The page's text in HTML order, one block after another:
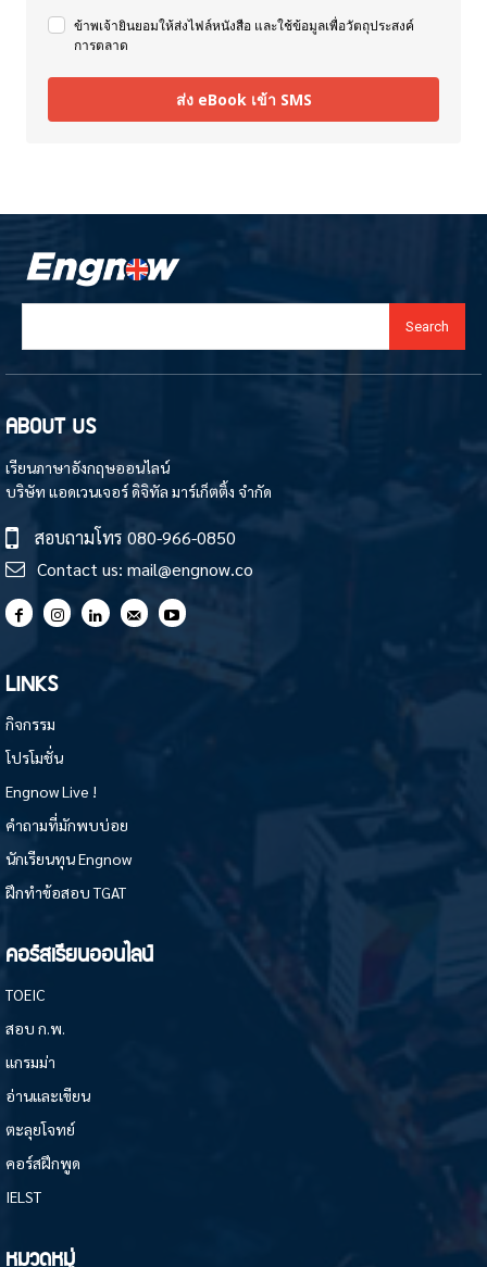
ข้าพเจ้ายินยอมให้ส่งไฟล์หนังสือ และใช้ข้อมูลเพื่อวัตถุประสงค์
การตลาด
ส่ง eBook เข้า SMS
Search
ABOUT US
เรียนภาษาอังกฤษออนไลน์
บริษัท แอดเวนเจอร์ ดิจิทัล มาร์เก็ตติ้ง จำกัด
สอบถามโทร 080-966-0850
Contact us: mail@engnow.co
LINKS
กิจกรรม
โปรโมชั่น
Engnow Live !
คำถามที่มักพบบ่อย
นักเรียนทุน Engnow
ฝึกทำข้อสอบ TGAT
คอร์สเรียนออนไลน์
TOEIC
สอบ ก.พ.
แกรมม่า
อ่านและเขียน
ตะลุยโจทย์
คอร์สฝึกพูด
IELST
หมวดหมู่